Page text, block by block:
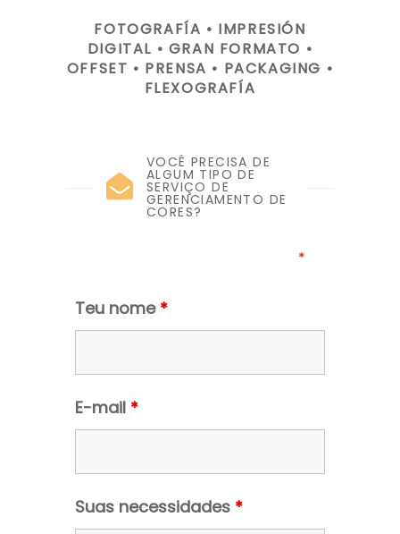
FOTOGRAFÍA • IMPRESIÓN
DIGITAL • GRAN FORMATO •
OFFSET • PRENSA • PACKAGING •
FLEXOGRAFÍA
VOCÊ PRECISA DE
ALGUM TIPO DE
SERVIÇO DE
GERENCIAMENTO DE
CORES?
*
Teu nome *
E-mail *
Suas necessidades *